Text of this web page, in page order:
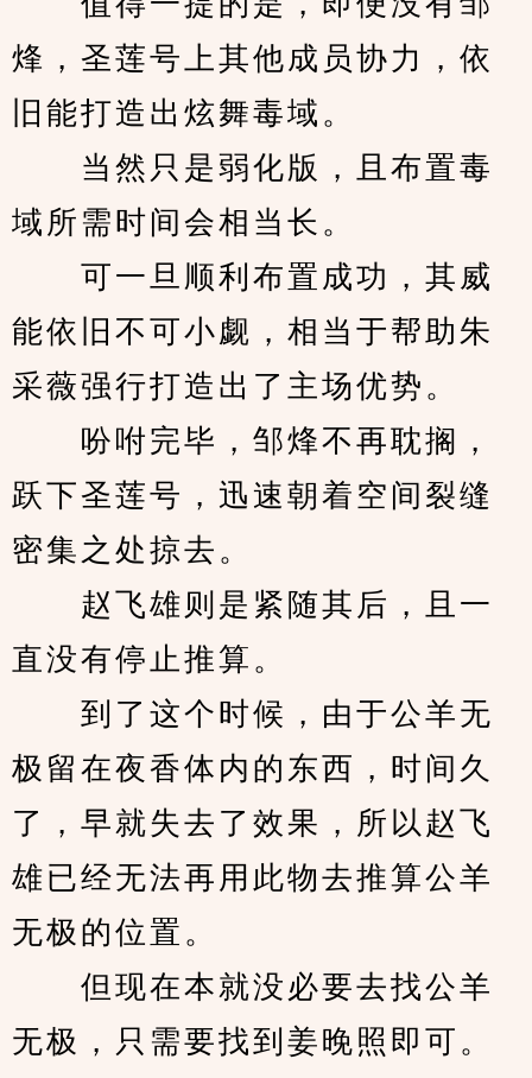
烽，圣莲号上其他成员协力，依
旧能打造出炫舞毒域。
当然只是弱化版，且布置毒
域所需时间会相当长。
可一旦顺利布置成功，其威
能依旧不可小觑，相当于帮助朱
采薇强行打造出了主场优势。
吩咐完毕，邹烽不再耽搁，
跃下圣莲号，迅速朝着空间裂缝
密集之处掠去。
赵飞雄则是紧随其后，且一
直没有停止推算。
到了这个时候，由于公羊无
极留在夜香体内的东西，时间久
了，早就失去了效果，所以赵飞
雄已经无法再用此物去推算公羊
无极的位置。
但现在本就没必要去找公羊
无极，只需要找到姜晚照即可。